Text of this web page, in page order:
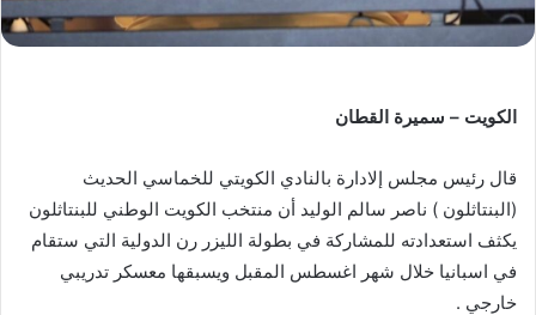
الكويت – سميرة القطان
قال رئيس مجلس إلادارة بالنادي الكويتي للخماسي الحديث
(البنتاثلون ) ناصر سالم الوليد أن منتخب الكويت الوطني للبنتاثلون
يكثف استعدادته للمشاركة في بطولة الليزر رن الدولية التي ستقام
في اسبانيا خلال شهر اغسطس المقبل ويسبقها معسكر تدريبي
خارجي .